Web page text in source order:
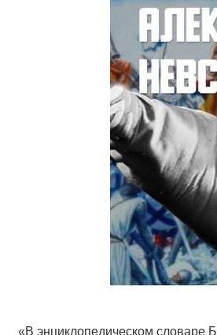
«В энциклопедическом словаре